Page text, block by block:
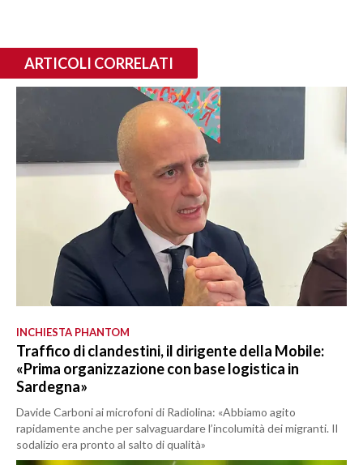
ARTICOLI CORRELATI
INCHIESTA PHANTOM
Traffico di clandestini, il dirigente della Mobile:
«Prima organizzazione con base logistica in
Sardegna»
Davide Carboni ai microfoni di Radiolina: «Abbiamo agito
rapidamente anche per salvaguardare l’incolumità dei migranti. Il
sodalizio era pronto al salto di qualità»